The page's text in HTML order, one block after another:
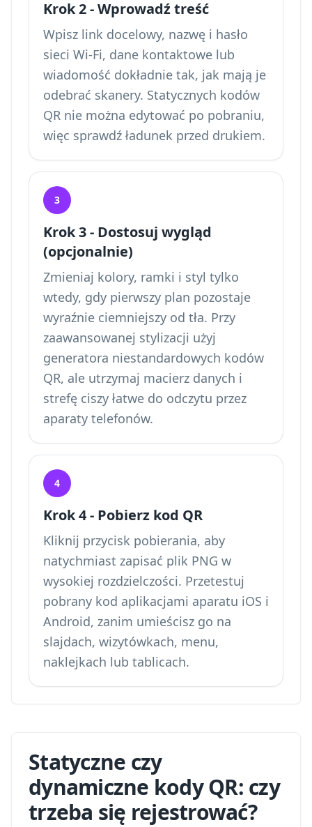
Krok 2 - Wprowadź treść
Wpisz link docelowy, nazwę i hasło
sieci Wi-Fi, dane kontaktowe lub
wiadomość dokładnie tak, jak mają je
odebrać skanery. Statycznych kodów
QR nie można edytować po pobraniu,
więc sprawdź ładunek przed drukiem.
3
Krok 3 - Dostosuj wygląd
(opcjonalnie)
Zmieniaj kolory, ramki i styl tylko
wtedy, gdy pierwszy plan pozostaje
wyraźnie ciemniejszy od tła. Przy
zaawansowanej stylizacji użyj
generatora niestandardowych kodów
QR, ale utrzymaj macierz danych i
strefę ciszy łatwe do odczytu przez
aparaty telefonów.
4
Krok 4 - Pobierz kod QR
Kliknij przycisk pobierania, aby
natychmiast zapisać plik PNG w
wysokiej rozdzielczości. Przetestuj
pobrany kod aplikacjami aparatu iOS i
Android, zanim umieścisz go na
slajdach, wizytówkach, menu,
naklejkach lub tablicach.
Statyczne czy
dynamiczne kody QR: czy
trzeba się rejestrować?